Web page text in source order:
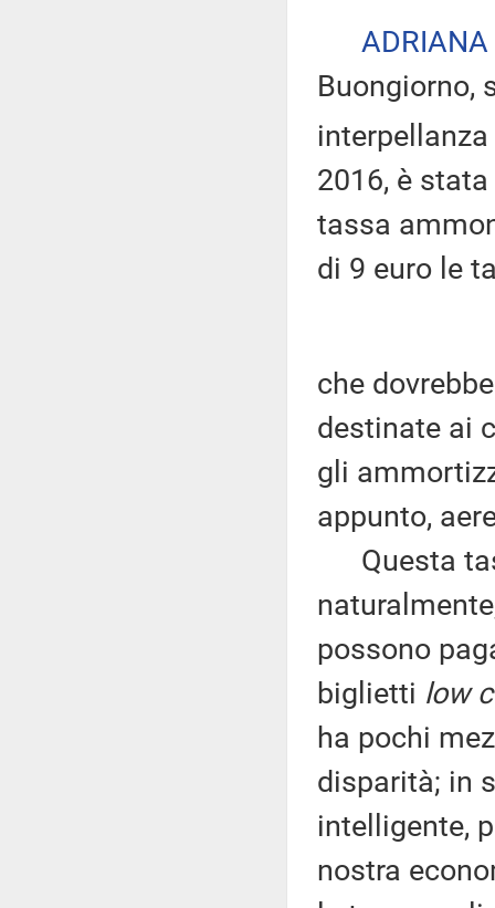
ADRIANA
Buongiorno,
2016, è
tassa
di 9 euro le
che
destinate ai
gli
appunto,
Questa
possono
biglietti low
ha pochi
disparità; in
intelligente,
nostra